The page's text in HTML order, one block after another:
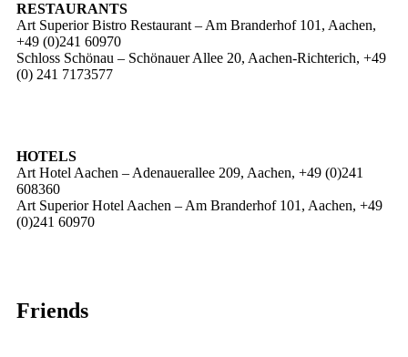
RESTAURANTS
Art Superior Bistro Restaurant – Am Branderhof 101, Aachen,
+49 (0)241 60970
Schloss Schönau – Schönauer Allee 20, Aachen-Richterich, +49
(0) 241 7173577
HOTELS
Art Hotel Aachen – Adenauerallee 209, Aachen, +49 (0)241
608360
Art Superior Hotel Aachen – Am Branderhof 101, Aachen, +49
(0)241 60970
Friends